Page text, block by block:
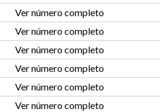
Ver número completo
Ver número completo
Ver número completo
Ver número completo
Ver número completo
Ver número completo